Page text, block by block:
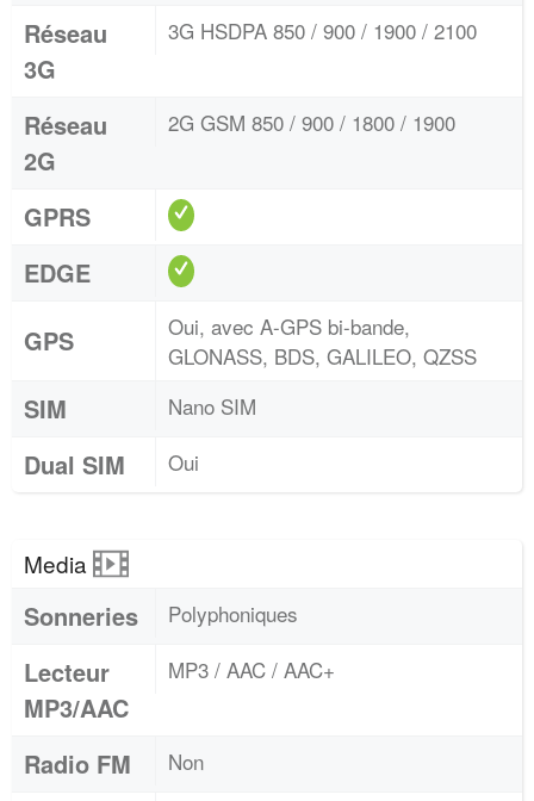
Réseau
3G
3G HSDPA 850 / 900 / 1900 / 2100
Réseau
2G
2G GSM 850 / 900 / 1800 / 1900
GPRS
EDGE
GPS
Oui, avec A-GPS bi-bande,
GLONASS, BDS, GALILEO, QZSS
SIM Nano SIM
Dual SIM Oui
Media
Sonneries Polyphoniques
Lecteur
MP3/AAC
MP3 / AAC / AAC+
Radio FM Non